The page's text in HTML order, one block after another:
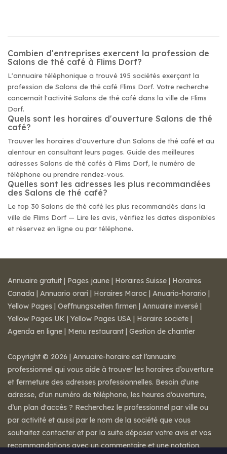
Combien d'entreprises exercent la profession de
Salons de thé café à Flims Dorf?
L'annuaire téléphonique a trouvé 195 sociétés exerçant la
profession de Salons de thé café Flims Dorf. Votre recherche
concernait l'activité Salons de thé café dans la ville de Flims
Dorf.
Quels sont les horaires d'ouverture Salons de thé
café?
Trouver les horaires d'ouverture d'un Salons de thé café et au
alentour en consultant leurs pages. Guide des meilleures
adresses Salons de thé cafés à Flims Dorf, le numéro de
téléphone ou prendre rendez-vous.
Quelles sont les adresses les plus recommandées
des Salons de thé café?
Le top 30 Salons de thé café les plus recommandés dans la
ville de Flims Dorf — Lire les avis, vérifiez les dates disponibles
et réservez en ligne ou par téléphone.
Annuaire gratuit | Pages jaune | Horaires Suisse | Horaires
Canada | Annuario orari | Horaires Maroc | Anuario-horario |
Yellow Pages | Oeffnungszeiten firmen | Annuaire inversé |
Yellow Pages UK | Yellow Pages USA | Horaire societe |
Agenda en ligne | Menu restaurant | Gestion de chantier
Copyright © 2026 | Annuaire-horaire est l’annuaire
professionnel qui vous aide à trouver les horaires d’ouverture
et fermeture des adresses professionnelles. Besoin d'une
adresse, d'un numéro de téléphone, les heures d’ouverture,
d’un plan d'accès ? Recherchez le professionnel par ville ou
par activité et aussi par le nom de la société que vous
souhaitez contacter et par la suite déposer votre avis et vos
recommandations avec un commentaire et une notation.